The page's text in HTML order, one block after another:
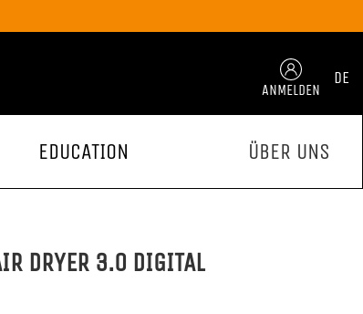
ANMELDEN
DE
EDUCATION ÜBER UNS
DRYER 3.0 DIGITAL